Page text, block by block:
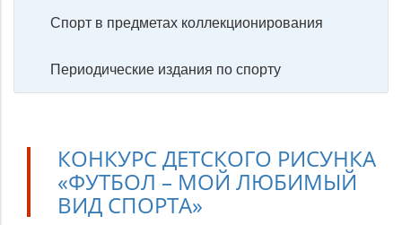
Спорт в предметах коллекционирования
Периодические издания по спорту
КОНКУРС ДЕТСКОГО РИСУНКА
«ФУТБОЛ – МОЙ ЛЮБИМЫЙ
ВИД СПОРТА»